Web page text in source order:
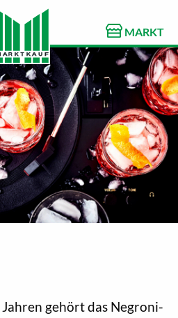
MARKT
gehört das Negroni-